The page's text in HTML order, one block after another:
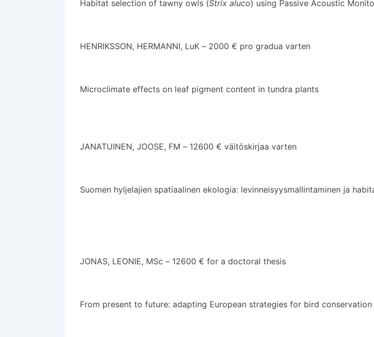
Habitat selection of tawny owls (Strix aluco) using Passive Acoustic
HENRIKSSON, HERMANNI, LuK – 2000 € pro gradua varten
Microclimate effects on leaf pigment content in tundra plants
JANATUINEN, JOOSE, FM – 12600 € väitöskirjaa varten
Suomen hyljelajien spatiaalinen ekologia: levinneisyysmallintaminen ja
JONAS, LEONIE, MSc – 12600 € for a doctoral thesis
From present to future: adapting European strategies for bird